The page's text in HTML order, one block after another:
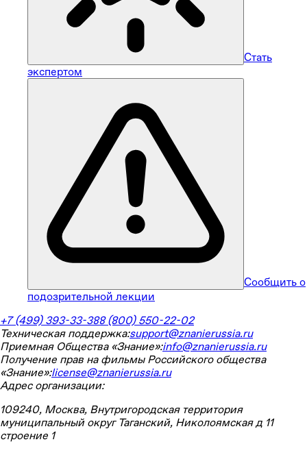
Стать
экспертом
Сообщить о
подозрительной лекции
+7 (499) 393-33-388 (800) 550-22-02
Техническая поддержка:support@znanierussia.ru
Приемная Общества «Знание»:info@znanierussia.ru
Получение прав на фильмы Российского общества
«Знание»:license@znanierussia.ru
Адрес организации:
109240, Москва, Внутригородская территория
муниципальный округ Таганский, Николоямская д 11
строение 1